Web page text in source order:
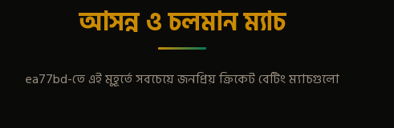
আসন্ন ও চলমান ম্যাচ
ea77bd-তে এই মুহূর্তে সবচেয়ে জনপ্রিয় ক্রিকেট বেটিং ম্যাচগুলো